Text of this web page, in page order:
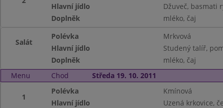
Hlavní jídlo
Džuveč, basmati
Doplněk
mléko, čaj
Salát
Polévka
Mrkvová
Hlavní jídlo
Studený talíř,
Doplněk
mléko, čaj
Menu
Chod Středa 19. 10. 2011
1
Polévka
Kmínová
Hlavní jídlo
Uzená krkovice,